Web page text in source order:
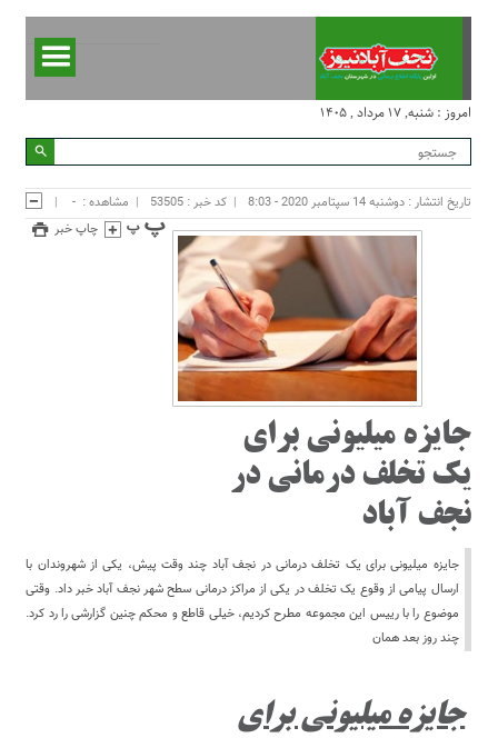
امروز : شنبه, ۱۷ مرداد , ۱۴۰۵
تاریخ انتشار : دوشنبه 14 سپتامبر 2020 - 8:03 کد خبر : 53505 مشاهده : -
چاپ خبر
جایزه میلیونی برای
یک تخلف درمانی در
نجف آباد
جایزه میلیونی برای یک تخلف درمانی در نجف آباد چند وقت پیش، یکی از شهروندان با
ارسال پیامی از وقوع یک تخلف در یکی از مراکز درمانی سطح شهر نجف آباد خبر داد. وقتی
موضوع را با رییس این مجموعه مطرح کردیم، خیلی قاطع و محکم چنین گزارشی را رد کرد.
چند روز بعد همان
جایزه میلیونی برای